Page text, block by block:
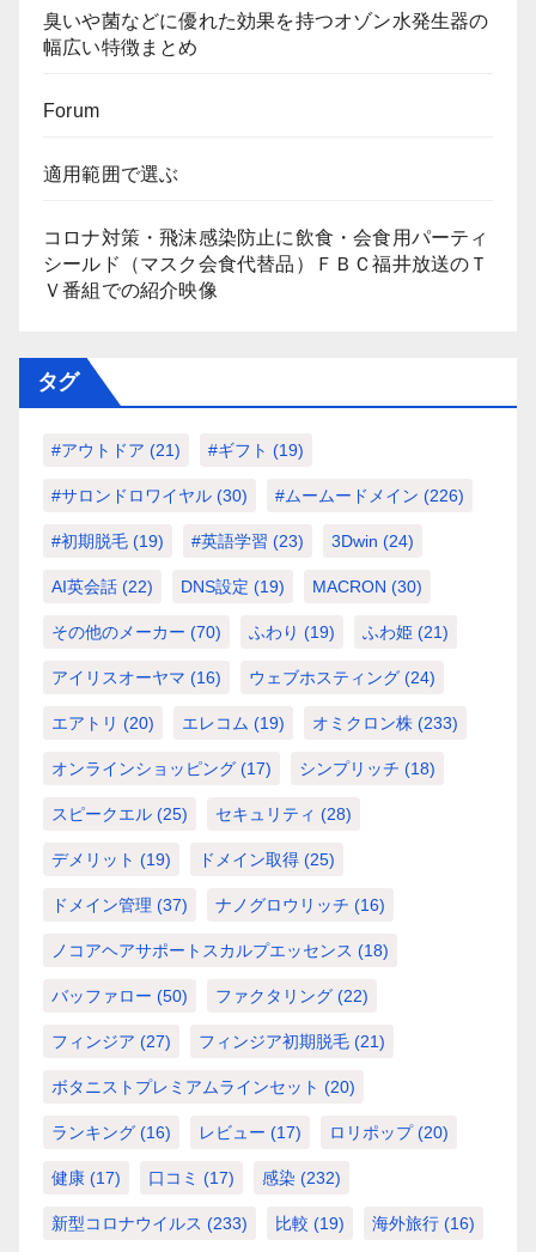
臭いや菌などに優れた効果を持つオゾン水発生器の
幅広い特徴まとめ
Forum
適用範囲で選ぶ
コロナ対策・飛沫感染防止に飲食・会食用パーティ
シールド（マスク会食代替品）ＦＢＣ福井放送のＴ
Ｖ番組での紹介映像
タグ
#アウトドア (21) #ギフト (19)
#サロンドロワイヤル (30) #ムームードメイン (226)
#初期脱毛 (19) #英語学習 (23) 3Dwin (24)
AI英会話 (22) DNS設定 (19) MACRON (30)
その他のメーカー (70) ふわり (19) ふわ姫 (21)
アイリスオーヤマ (16) ウェブホスティング (24)
エアトリ (20) エレコム (19) オミクロン株 (233)
オンラインショッピング (17) シンプリッチ (18)
スピークエル (25) セキュリティ (28)
デメリット (19) ドメイン取得 (25)
ドメイン管理 (37) ナノグロウリッチ (16)
ノコアヘアサポートスカルプエッセンス (18)
バッファロー (50) ファクタリング (22)
フィンジア (27) フィンジア初期脱毛 (21)
ボタニストプレミアムラインセット (20)
ランキング (16) レビュー (17) ロリポップ(20)
健康 (17) 口コミ (17) 感染 (232)
新型コロナウイルス (233) 比較 (19) 海外旅行 (16)